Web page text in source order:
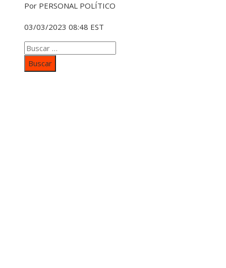
Por PERSONAL POLÍTICO
03/03/2023 08:48 EST
Buscar: